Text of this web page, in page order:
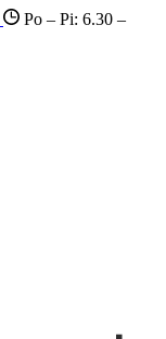
Po – Pi: 6.30 –